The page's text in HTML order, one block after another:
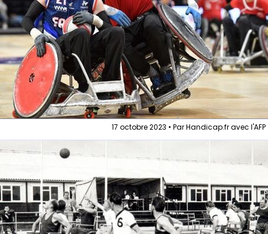
17 octobre 2023 • Par Handicap.fr avec l'AFP